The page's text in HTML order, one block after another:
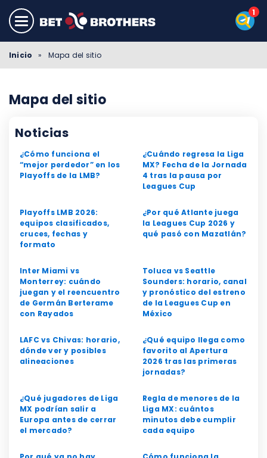
Inicio » Mapa del sitio
Mapa del sitio
Noticias
¿Cómo funciona el
“mejor perdedor” en los
Playoffs de la LMB?
¿Cuándo regresa la Liga
MX? Fecha de la Jornada
4 tras la pausa por
Leagues Cup
Playoffs LMB 2026:
equipos clasificados,
cruces, fechas y
formato
¿Por qué Atlante juega
la Leagues Cup 2026 y
qué pasó con Mazatlán?
Inter Miami vs
Monterrey: cuándo
juegan y el reencuentro
de Germán Berterame
con Rayados
Toluca vs Seattle
Sounders: horario, canal
y pronóstico del estreno
de la Leagues Cup en
México
LAFC vs Chivas: horario,
dónde ver y posibles
alineaciones
¿Qué equipo llega como
favorito al Apertura
2026 tras las primeras
jornadas?
¿Qué jugadores de Liga
MX podrían salir a
Europa antes de cerrar
el mercado?
Regla de menores de la
Liga MX: cuántos
minutos debe cumplir
cada equipo